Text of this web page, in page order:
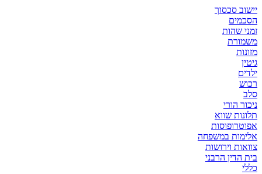
יישוב סכסוך
הסכמים
זמני שהות
משמורת
מזונות
גיטין
ילדים
רכוש
סלב
ניכור הורי
תלונות שווא
אפוטרופוסות
אלימות במשפחה
צוואות וירושות
בית הדין הרבני
כללי